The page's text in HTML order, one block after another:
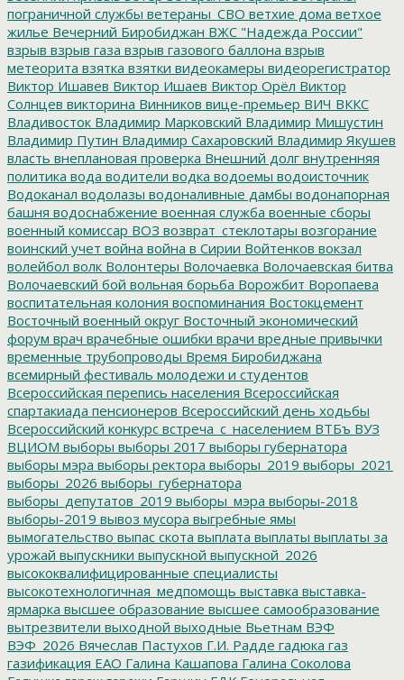
пограничной службы ветераны_СВО ветхие дома ветхое
жилье Вечерний Биробиджан ВЖС "Надежда России"
взрыв взрыв газа взрыв газового баллона взрыв
метеорита взятка взятки видеокамеры видеорегистратор
Виктор Ишавев Виктор Ишаев Виктор Орёл Виктор
Солнцев викторина Винников вице-премьер ВИЧ ВККС
Владивосток Владимир Марковский Владимир Мишустин
Владимир Путин Владимир Сахаровский Владимир Якушев
власть внеплановая проверка Внешний долг внутренняя
политика вода водители водка водоемы водоисточник
Водоканал водолазы водоналивные дамбы водонапорная
башня водоснабжение военная служба военные сборы
военный комиссар ВОЗ возврат_стеклотары возгорание
воинский учет война война в Сирии Войтенков вокзал
волейбол волк Волонтеры Волочаевка Волочаевская битва
Волочаевский бой вольная борьба Ворожбит Воропаева
воспитательная колония воспоминания Востокцемент
Восточный военный округ Восточный экономический
форум врач врачебные ошибки врачи вредные привычки
временные трубопроводы Время Биробиджана
всемирный фестиваль молодежи и студентов
Всероссийская перепись населения Всероссийская
спартакиада пенсионеров Всероссийский день ходьбы
Всероссийский конкурс встреча_с_населением ВТБъ ВУЗ
ВЦИОМ выборы выборы 2017 выборы губернатора
выборы мэра выборы ректора выборы_2019 выборы_2021
выборы_2026 выборы_губернатора
выборы_депутатов_2019 выборы_мэра выборы-2018
выборы-2019 вывоз мусора выгребные ямы
вымогательство выпас скота выплата выплаты выплаты за
урожай выпускники выпускной выпускной_2026
высококвалифицированные специалисты
высокотехнологичная_медпомощь выставка выставка-
ярмарка высшее образование высшее самообразование
вытрезвители выходной выходные Вьетнам ВЭФ
ВЭФ_2026 Вячеслав Пастухов Г.И. Радде гадюка газ
газификация ЕАО Галина Кашапова Галина Соколова